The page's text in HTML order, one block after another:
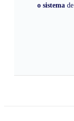
o sistemade